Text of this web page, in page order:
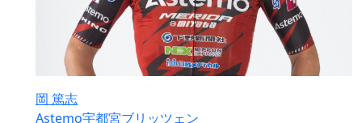
岡 篤志
Astemo宇都宮ブリッツェン